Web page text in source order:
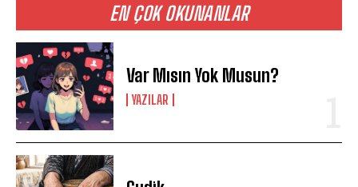
EN ÇOK OKUNANLAR
Var Mısın Yok Musun?
YAZILAR